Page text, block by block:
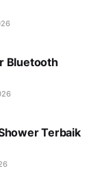
Bluetooth
Terbaik